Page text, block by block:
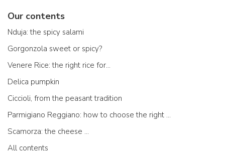
Our contents
Nduja: the spicy salami
Gorgonzola sweet or spicy?
Venere Rice: the right rice for...
Delica pumpkin
Ciccioli, from the peasant tradition
Parmigiano Reggiano: how to choose the right one
Scamorza: the cheese ...
All contents